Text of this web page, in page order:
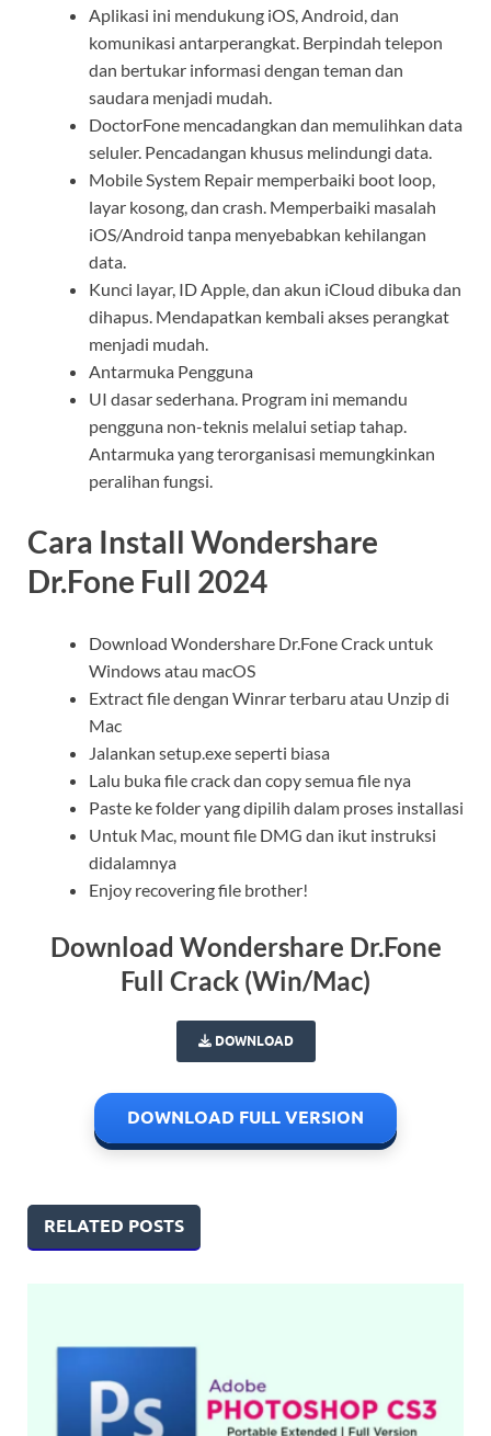
Aplikasi ini mendukung iOS, Android, dan
komunikasi antarperangkat. Berpindah telepon
dan bertukar informasi dengan teman dan
saudara menjadi mudah.
DoctorFone mencadangkan dan memulihkan data
seluler. Pencadangan khusus melindungi data.
Mobile System Repair memperbaiki boot loop,
layar kosong, dan crash. Memperbaiki masalah
iOS/Android tanpa menyebabkan kehilangan
data.
Kunci layar, ID Apple, dan akun iCloud dibuka dan
dihapus. Mendapatkan kembali akses perangkat
menjadi mudah.
Antarmuka Pengguna
UI dasar sederhana. Program ini memandu
pengguna non-teknis melalui setiap tahap.
Antarmuka yang terorganisasi memungkinkan
peralihan fungsi.
Cara Install Wondershare
Dr.Fone Full 2024
Download Wondershare Dr.Fone Crack untuk
Windows atau macOS
Extract file dengan Winrar terbaru atau Unzip di
Mac
Jalankan setup.exe seperti biasa
Lalu buka file crack dan copy semua file nya
Paste ke folder yang dipilih dalam proses installasi
Untuk Mac, mount file DMG dan ikut instruksi
didalamnya
Enjoy recovering file brother!
Download Wondershare Dr.Fone
Full Crack (Win/Mac)
DOWNLOAD
DOWNLOAD FULL VERSION
RELATED POSTS